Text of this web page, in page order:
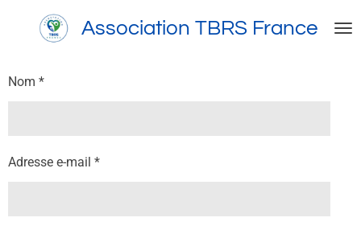
Passer
principal
Association TBRS France
Nom *
Adresse e-mail *